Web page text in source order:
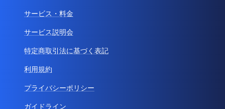
サービス・料金
サービス説明会
特定商取引法に基づく表記
利用規約
プライバシーポリシー
ガイドライン